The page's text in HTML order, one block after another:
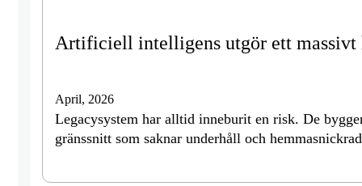
Artificiell intelligens utgör ett massivt
April, 2026
Legacysystem har alltid inneburit en risk. De
gränssnitt som saknar underhåll och